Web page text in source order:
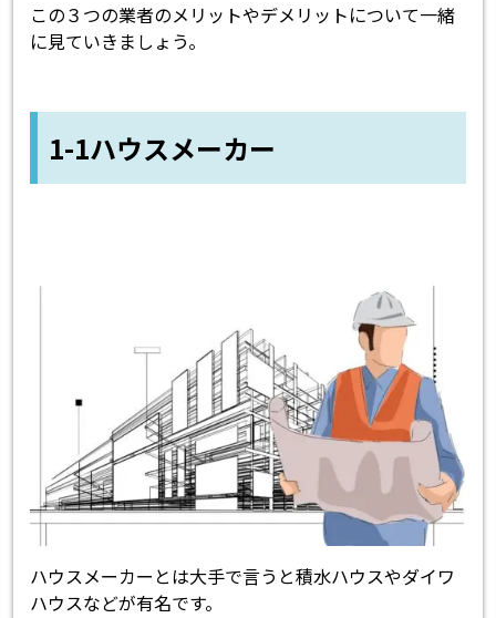
この３つの業者のメリットやデメリットについて一緒
に見ていきましょう。
1-1ハウスメーカー
ハウスメーカーとは大手で言うと積水ハウスやダイワ
ハウスなどが有名です。